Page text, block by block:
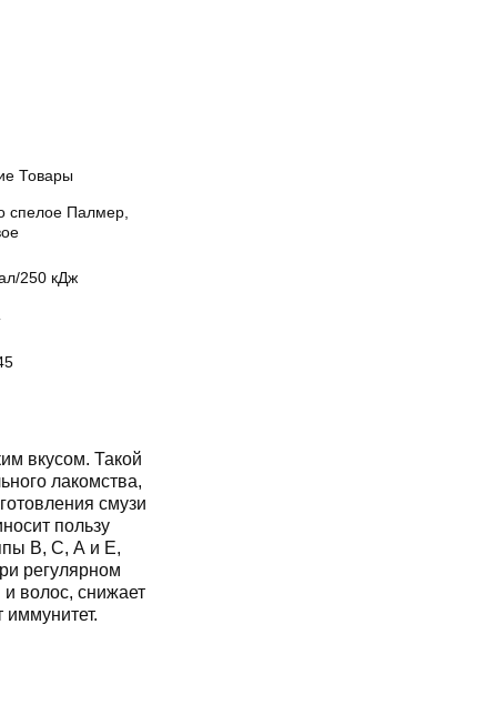
Товары
спелое Палмер,
250 кДж
вкусом. Такой
лакомства,
смузи
пользу
В, С, А и Е,
регулярном
волос, снижает
иммунитет.